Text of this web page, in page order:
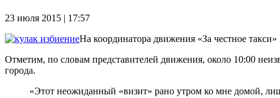
23 июля 2015 | 17:57
На координатора движения «За честное
Отметим, по словам представителей движения, около 10:00
города.
«Этот неожиданный «визит» рано утром ко мне домой,